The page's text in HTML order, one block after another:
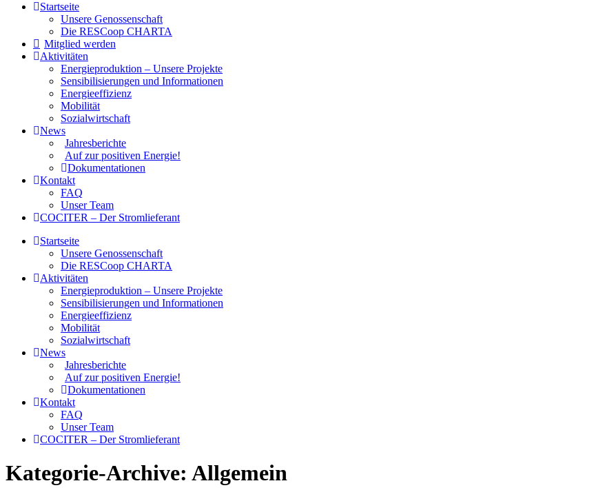
Startseite
Unsere Genossenschaft
Die RESCoop CHARTA
Mitglied werden
Aktivitäten
Energieproduktion – Unsere Projekte
Sensibilisierungen und Informationen
Energieeffizienz
Mobilität
Sozialwirtschaft
News
Jahresberichte
Auf zur positiven Energie!
Dokumentationen
Kontakt
FAQ
Unser Team
COCITER – Der Stromlieferant
Startseite
Unsere Genossenschaft
Die RESCoop CHARTA
Aktivitäten
Energieproduktion – Unsere Projekte
Sensibilisierungen und Informationen
Energieeffizienz
Mobilität
Sozialwirtschaft
News
Jahresberichte
Auf zur positiven Energie!
Dokumentationen
Kontakt
FAQ
Unser Team
COCITER – Der Stromlieferant
Kategorie-Archive: Allgemein